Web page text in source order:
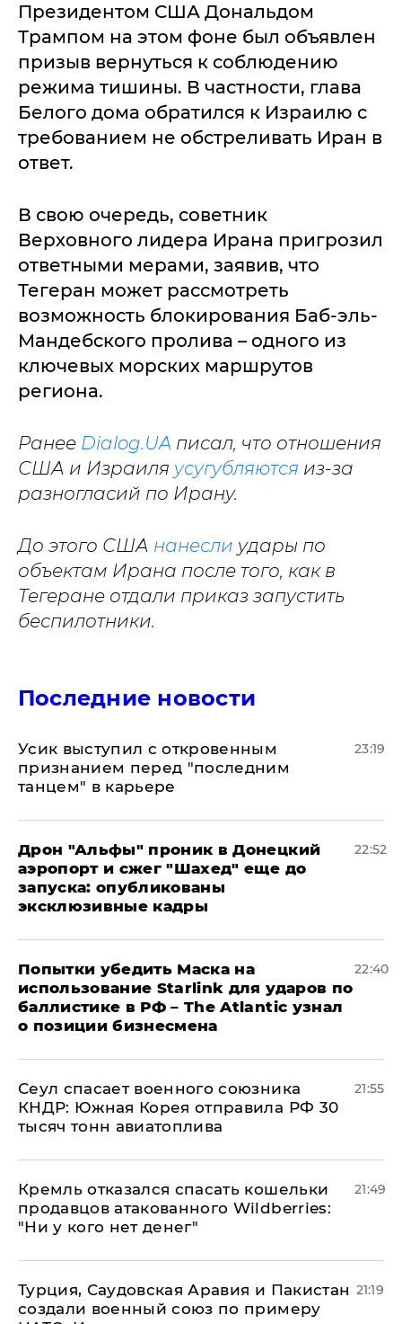
Президентом США Дональдом
Трампом на этом фоне был объявлен
призыв вернуться к соблюдению
режима тишины. В частности, глава
Белого дома обратился к Израилю с
требованием не обстреливать Иран в
ответ.
В свою очередь, советник
Верховного лидера Ирана пригрозил
ответными мерами, заявив, что
Тегеран может рассмотреть
возможность блокирования Баб-эль-
Мандебского пролива – одного из
ключевых морских маршрутов
региона.
Ранее Dialog.UA писал, что отношения
США и Израиля усугубляются из-за
разногласий по Ирану.
До этого США нанесли удары по
объектам Ирана после того, как в
Тегеране отдали приказ запустить
беспилотники.
Последние новости
Усик выступил с откровенным
признанием перед "последним
танцем" в карьере
23:19
Дрон "Альфы" проник в Донецкий
аэропорт и сжег "Шахед" еще до
запуска: опубликованы
эксклюзивные кадры
22:52
Попытки убедить Маска на
использование Starlink для ударов по
баллистике в РФ – The Atlantic узнал
о позиции бизнесмена
22:40
​Сеул спасает военного союзника
КНДР: Южная Корея отправила РФ 30
тысяч тонн авиатоплива
21:55
Кремль отказался спасать кошельки
продавцов атакованного Wildberries:
"Ни у кого нет денег"
21:49
Турция, Саудовская Аравия и Пакистан
создали военный союз по примеру
21:19